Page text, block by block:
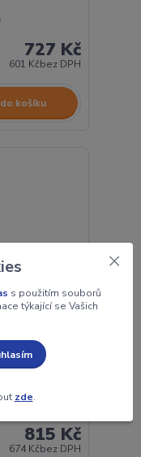
727 Kč
601 Kčbez DPH
košíku
815 Kč
674 Kčbez DPH
s použitím souborů
týkající se Vašich
zde.